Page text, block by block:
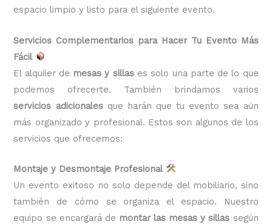
espacio limpio y listo para el siguiente evento.
Servicios Complementarios para Hacer Tu Evento Más
Fácil
El alquiler de mesas y sillases solo una parte de lo que
podemos ofrecerte. También brindamos varios
servicios adicionalesque harán que tu evento sea aún
más organizado y profesional. Estos son algunos de los
servicios que ofrecemos:
Montaje y Desmontaje Profesional
Un evento exitoso no solo depende del mobiliario, sino
también de cómo se organiza el espacio. Nuestro
equipo se encargará de montar las mesas y sillas según